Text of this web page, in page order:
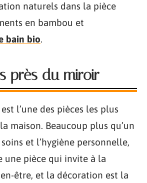
naturels dans la pièce
en bambou et
bain bio.
près du miroir
l’une des pièces les plus
maison. Beaucoup plus qu’un
et l’hygiène personnelle,
une pièce qui invite à la
être, et la décoration est la